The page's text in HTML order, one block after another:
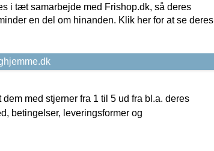
i tæt samarbejde med Frishop.dk, så deres
en del om hinanden. Klik her for at se deres
med stjerner fra 1 til 5 ud fra bl.a. deres
betingelser, leveringsformer og